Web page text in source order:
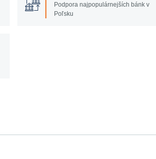
Podpora najpopulárnejších bánk v
Poľsku